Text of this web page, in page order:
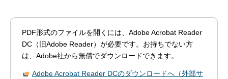
PDF形式のファイルを開くには、Adobe Acrobat Reader
DC（旧Adobe Reader）が必要です。お持ちでない方
は、Adobe社から無償でダウンロードできます。
Adobe Acrobat Reader DCのダウンロードへ（外部サ